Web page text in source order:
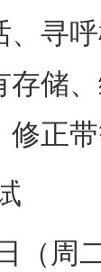
、寻
存储
修正
日（周